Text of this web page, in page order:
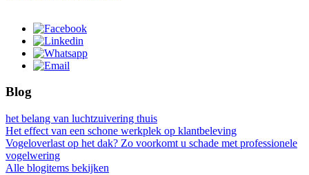
Blog
het belang van luchtzuivering thuis
Het effect van een schone werkplek op klantbeleving
Vogeloverlast op het dak? Zo voorkomt u schade met professionele
vogelwering
Alle blogitems bekijken